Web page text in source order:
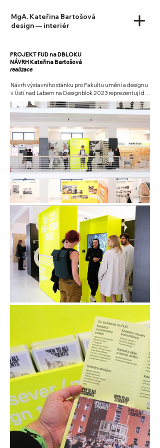
MgA. Kateřina Bartošová
design — interiér
PROJEKT FUD na DBLOKU
​​NÁVRH Kateřina Bartošová
realizace
Návrh výstavního stánku pro Fakultu umění a designu
v Ústí nad Labem na Designblok 2023 reprezentují dvě
umělecké cesty, dvě umělecká díla, která odkazují na
minulost i současnost a pomyslně tak překlenují cestu
fakulty v průběhu let. Pro stánek navrhuji netradičně
dva velké boxy ve výrazné neonově žluté barvě stojící
naproti sobě, které spolu vedou dialog. Dialog
současnosti s minulostí? Dialog mezi médii? Dialog
mezi řemeslem i novými médii. Boxy svou
monumentálností, částečným vybočením z daného
půdorysu, ale i tím, že umělecká díla záměrně na první
dobrou neukazují, nutí diváka vybočit ze své cesty a jít
prozkoumat, co studenti fakulty v tomto roce vytvořili.
Celé pojetí stánku rámuje výrazná autorská grafika
studia Monsters. Fakulta umění a designu je místem na
severu, kde se setkává současně pojatý design
tradičních řemeslných odvětví s informačním
designem, designem sociálních sítí, aplikací i s herním
designem. To vše v samozřejmé a plynulé prostupnosti
s funkčností i estetikou. Na této cestě je fakulta již třicet
let, a po tu dobu aktivně vstupuje do oborových diskuzí
i související vysokoškolské edukace. A v těchto
diskuzích předává štafetu dál s vědomím, že studenti a
studentky budou v budoucnu určovat další cesty.